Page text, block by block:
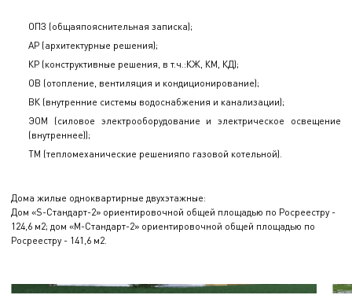
ОПЗ (общаяпояснительная записка);
АР (архитектурные решения);
КР (конструктивные решения, в т.ч.:КЖ, КМ, КД);
ОВ (отопление, вентиляция и кондиционирование);
ВК (внутренние системы водоснабжения и канализации);
ЭОМ (силовое электрооборудование и электрическое освещение
(внутреннее));
ТМ (тепломеханические решенияпо газовой котельной).
Дома жилые одноквартирные двухэтажные:
Дом «S-Стандарт-2» ориентировочной общей площадью по Росреестру -
124,6 м2; дом «M-Стандарт-2» ориентировочной общей площадью по
Росреестру - 141,6 м2.